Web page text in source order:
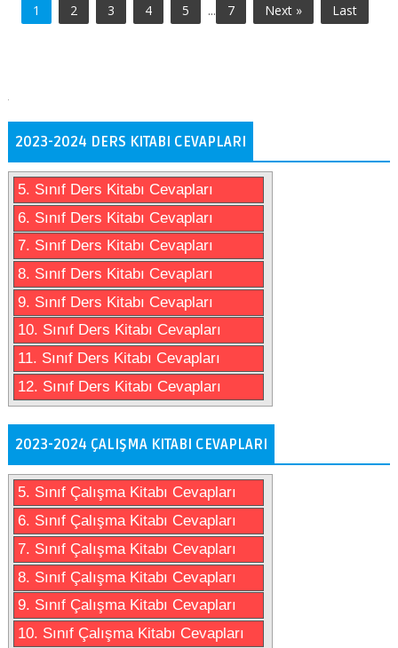
1 2 3 4 5 ... 7 Next » Last
2023-2024 DERS KITABI CEVAPLARI
5. Sınıf Ders Kitabı Cevapları
6. Sınıf Ders Kitabı Cevapları
7. Sınıf Ders Kitabı Cevapları
8. Sınıf Ders Kitabı Cevapları
9. Sınıf Ders Kitabı Cevapları
10. Sınıf Ders Kitabı Cevapları
11. Sınıf Ders Kitabı Cevapları
12. Sınıf Ders Kitabı Cevapları
2023-2024 ÇALIŞMA KITABI CEVAPLARI
5. Sınıf Çalışma Kitabı Cevapları
6. Sınıf Çalışma Kitabı Cevapları
7. Sınıf Çalışma Kitabı Cevapları
8. Sınıf Çalışma Kitabı Cevapları
9. Sınıf Çalışma Kitabı Cevapları
10. Sınıf Çalışma Kitabı Cevapları